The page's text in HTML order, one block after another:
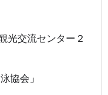
交流センター２
協会」